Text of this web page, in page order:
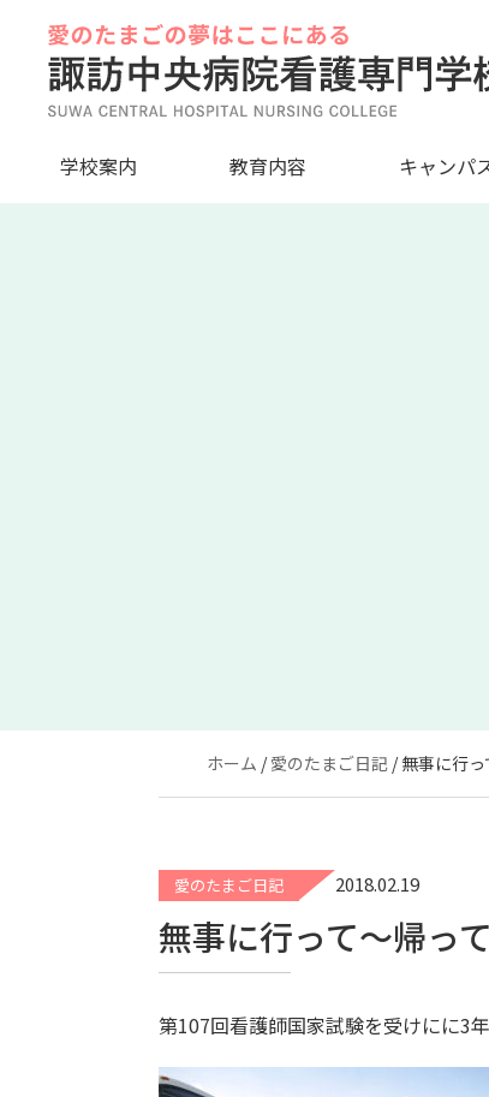
content
学校案内 教育内容 キャンパ
ホーム 愛のたまご日記 無事に行
愛のたまご日記 2018.02.19
無事に行って～帰
第107回看護師国家試験を受けにに3